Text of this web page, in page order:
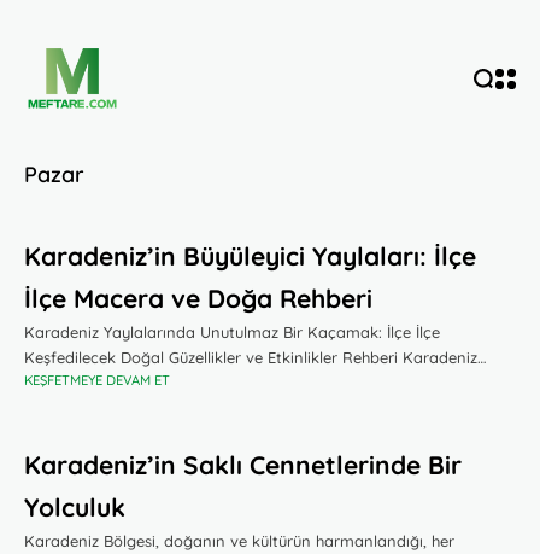
Pazar
Karadeniz’in Büyüleyici Yaylaları: İlçe
İlçe Macera ve Doğa Rehberi
Karadeniz Yaylalarında Unutulmaz Bir Kaçamak: İlçe İlçe
Keşfedilecek Doğal Güzellikler ve Etkinlikler Rehberi Karadeniz
Bölgesi, doğal güzellikleri ve mistik atmosferiyle adeta bir doğa
KEŞFETMEYE DEVAM ET
Karadeniz’in Saklı Cennetlerinde Bir
Yolculuk
Karadeniz Bölgesi, doğanın ve kültürün harmanlandığı, her